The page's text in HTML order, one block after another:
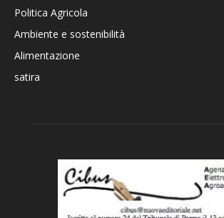
Politica Agricola
Ambiente e sostenibilità
Alimentazione
satira